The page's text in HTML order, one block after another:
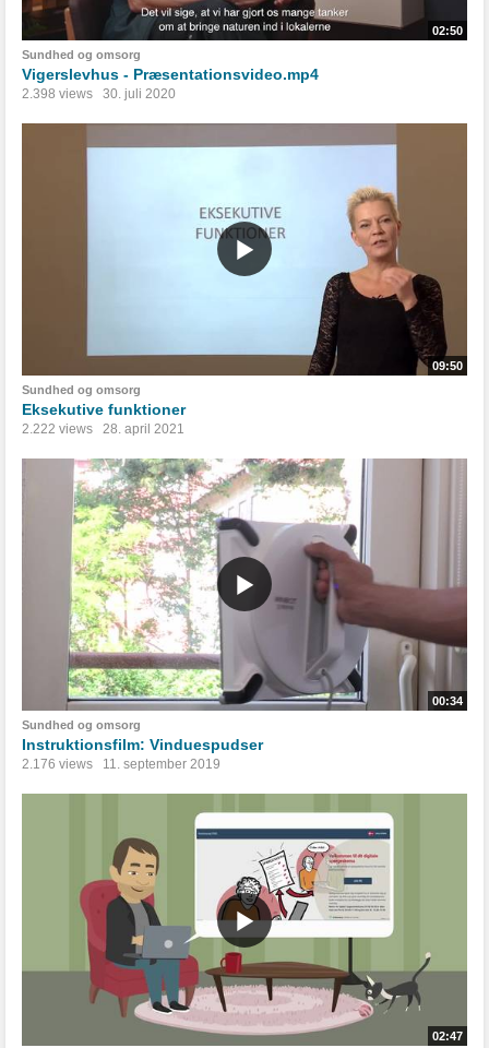
02:50
Sundhed og omsorg
Vigerslevhus - Præsentationsvideo.mp4
2.398 views 30. juli 2020
09:50
Sundhed og omsorg
Eksekutive funktioner
2.222 views 28. april 2021
00:34
Sundhed og omsorg
Instruktionsfilm: Vinduespudser
2.176 views 11. september 2019
02:47